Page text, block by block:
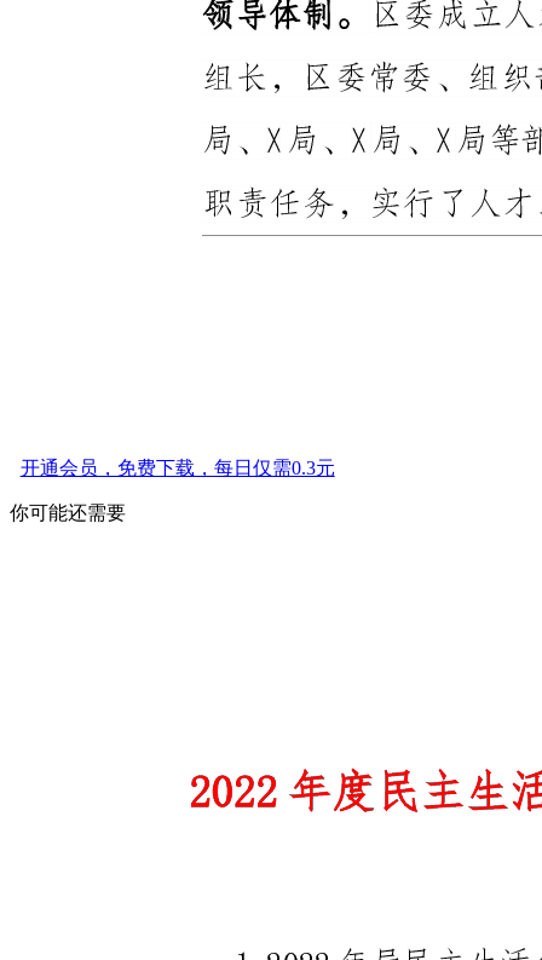
开通会员，免费下载，每日仅需0.3元
你可能还需要